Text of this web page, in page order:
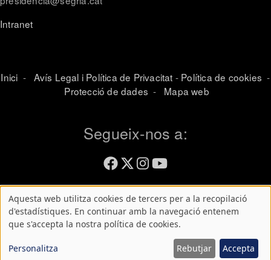
Intranet
Inici - Avís Legal i Política de Privacitat - Política de cookies -
Protecció de dades - Mapa web
Segueix-nos a:
Atenció!
Aquest
lloc
Aquesta web utilitza cookies de tercers per a la recopilació
d'estadístiques. En continuar amb la navegació entenem
que s'accepta la nostra política de cookies.
Personalitza Rebutjar Accepta